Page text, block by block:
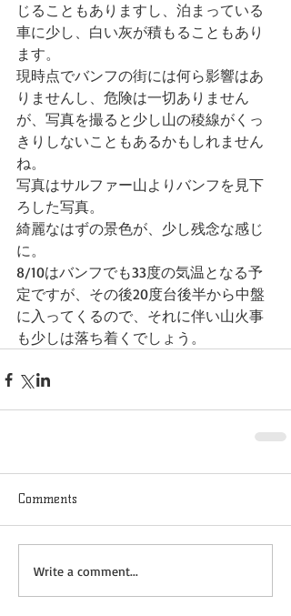
じることもありますし、泊まっている
車に少し、白い灰が積もることもあり
ます。
現時点でバンフの街には何ら影響はあ
りませんし、危険は一切ありません
が、写真を撮ると少し山の稜線がくっ
きりしないこともあるかもしれません
ね。
写真はサルファー山よりバンフを見下
ろした写真。
綺麗なはずの景色が、少し残念な感じ
に。
8/10はバンフでも33度の気温となる予
定ですが、その後20度台後半から中盤
に入ってくるので、それに伴い山火事
も少しは落ち着くでしょう。
Comments
Write a comment...